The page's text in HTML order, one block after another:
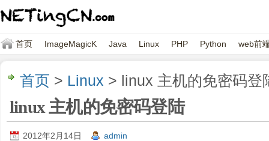
首页 ImageMagicK Java Linux PHP Python web前
首页 > Linux > linux 主机的免密码登
linux 主机的免密码登陆
2012年2月14日 admin